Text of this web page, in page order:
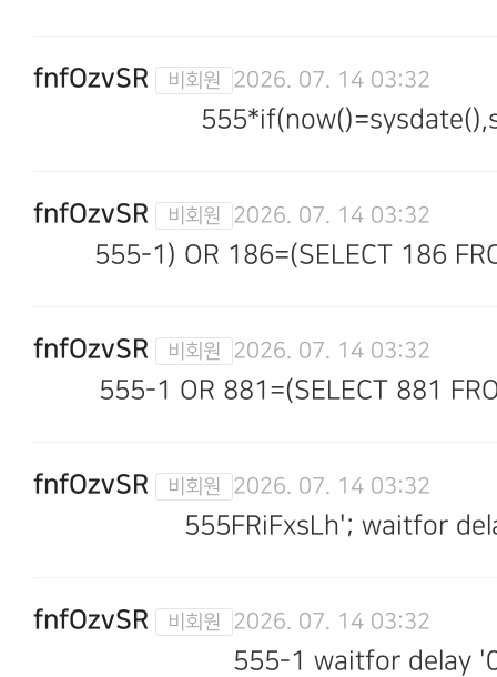
fnfOzvSR 2026. 07. 14 03:32
fnfOzvSR 2026. 07. 14 03:32
555-1) OR 186=(SELECT 186
fnfOzvSR 2026. 07. 14 03:32
555-1 OR 881=(SELECT 881
fnfOzvSR 2026. 07. 14 03:32
555FRiFxsLh'; waitfor
fnfOzvSR 2026. 07. 14 03:32
555-1 waitfor delay